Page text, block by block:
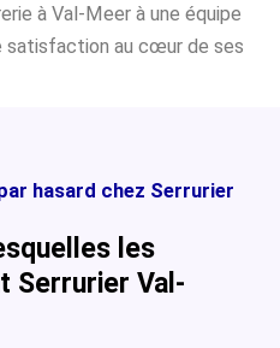
à Val-Meer à une équipe
satisfaction au cœur de ses
hasard chez Serrurier
les
Serrurier Val-